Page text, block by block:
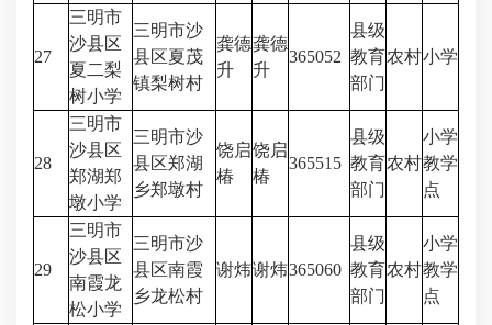
27
三明市
沙县区
夏二梨
树小学
三明市沙
县区夏茂
镇梨树村
龚德
升
龚德
升
365052
县级
教育
部门
农村小学
28
三明市
沙县区
郑湖郑
墩小学
三明市沙
县区郑湖
乡郑墩村
饶启
椿
饶启
椿
365515
县级
教育
部门
农村
小学
教学
点
29
三明市
沙县区
南霞龙
松小学
三明市沙
县区南霞
乡龙松村
谢炜谢炜365060
县级
教育
部门
农村
小学
教学
点